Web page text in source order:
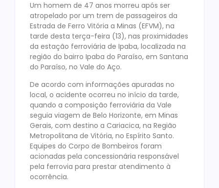
Um homem de 47 anos morreu após ser
atropelado por um trem de passageiros da
Estrada de Ferro Vitória a Minas (EFVM), na
tarde desta terça-feira (13), nas proximidades
da estação ferroviária de Ipaba, localizada na
região do bairro Ipaba do Paraíso, em Santana
do Paraíso, no Vale do Aço.
De acordo com informações apuradas no
local, o acidente ocorreu no início da tarde,
quando a composição ferroviária da Vale
seguia viagem de Belo Horizonte, em Minas
Gerais, com destino a Cariacica, na Região
Metropolitana de Vitória, no Espírito Santo.
Equipes do Corpo de Bombeiros foram
acionadas pela concessionária responsável
pela ferrovia para prestar atendimento à
ocorrência.